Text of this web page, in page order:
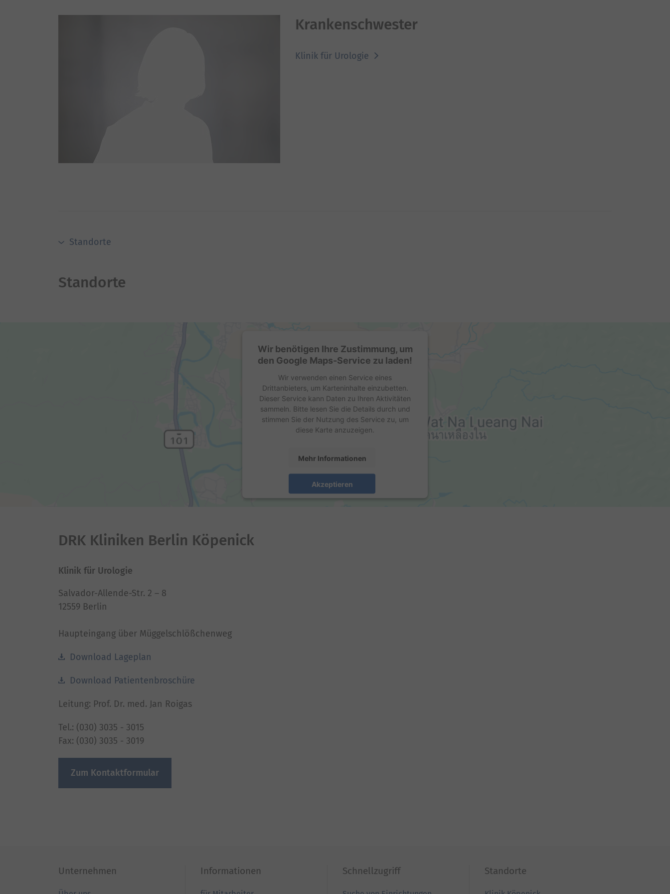
Krankenschwester
Klinik für Urologie
Standorte
Standorte
Wir benötigen Ihre Zustimmung, um
den Google Maps-Service zu laden!
Wir verwenden einen Service eines
Drittanbieters, um Karteninhalte einzubetten.
Dieser Service kann Daten zu Ihren Aktivitäten
sammeln. Bitte lesen Sie die Details durch und
stimmen Sie der Nutzung des Service zu, um
diese Karte anzuzeigen.
Mehr Informationen
Akzeptieren
DRK Kliniken Berlin Köpenick
Klinik für Urologie
Salvador-Allende-Str. 2 – 8
12559 Berlin
Haupteingang über Müggelschlößchenweg
Download Lageplan
Download Patientenbroschüre
Leitung: Prof. Dr. med. Jan Roigas
Tel.: (030) 3035 - 3015
Fax: (030) 3035 - 3019
Zum Kontaktformular
Unternehmen Informationen Schnellzugriff Standorte